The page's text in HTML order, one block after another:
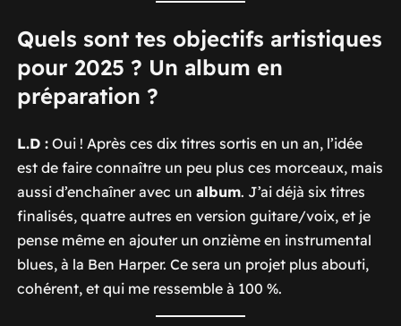
Quels sont tes objectifs artistiques
pour 2025 ? Un album en
préparation ?
L.D :Oui ! Après ces dix titres sortis en un an, l’idée
est de faire connaître un peu plus ces morceaux, mais
aussi d’enchaîner avec un album. J’ai déjà six titres
finalisés, quatre autres en version guitare/voix, et je
pense même en ajouter un onzième en instrumental
blues, à la Ben Harper. Ce sera un projet plus abouti,
cohérent, et qui me ressemble à 100 %.